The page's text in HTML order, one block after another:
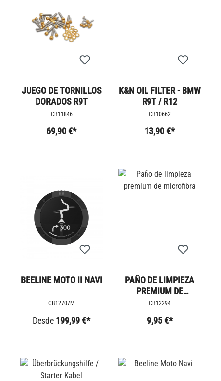
JUEGO DE TORNILLOS
DORADOS R9T
CB11846
69,90 €*
K&N OIL FILTER - BMW
R9T / R12
CB10662
13,90 €*
BEELINE MOTO II NAVI
CB12707M
Desde 199,99 €*
PAÑO DE LIMPIEZA
PREMIUM DE
MICROFIBRA
CB12294
9,95 €*